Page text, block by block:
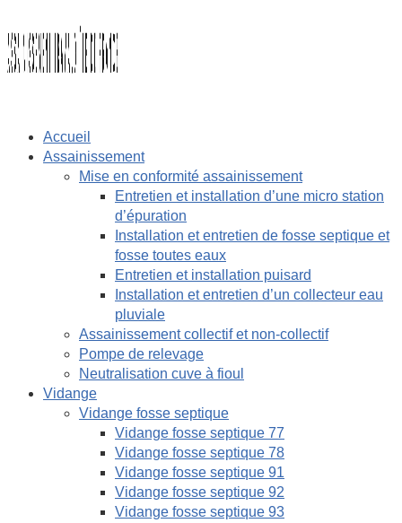
Accueil
Assainissement
Mise en conformité assainissement
Entretien et installation d’une micro station
d’épuration
Installation et entretien de fosse septique et
fosse toutes eaux
Entretien et installation puisard
Installation et entretien d’un collecteur eau
pluviale
Assainissement collectif et non-collectif
Pompe de relevage
Neutralisation cuve à fioul
Vidange
Vidange fosse septique
Vidange fosse septique 77
Vidange fosse septique 78
Vidange fosse septique 91
Vidange fosse septique 92
Vidange fosse septique 93